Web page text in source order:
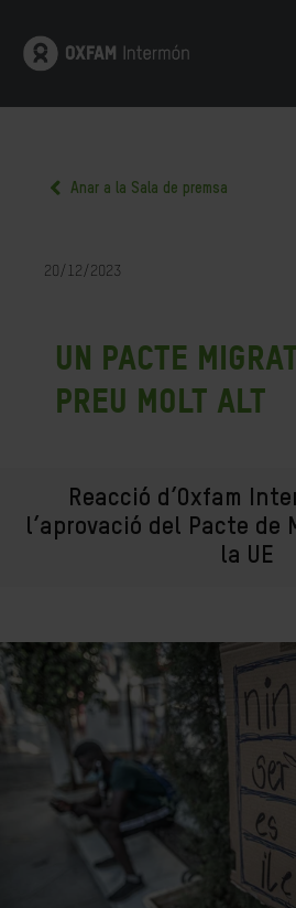
Anar a la Sala de premsa
20/12/2023
Un pacte
preu molt alt
Reacció d’Oxfam
l’aprovació del Pacte de
la UE